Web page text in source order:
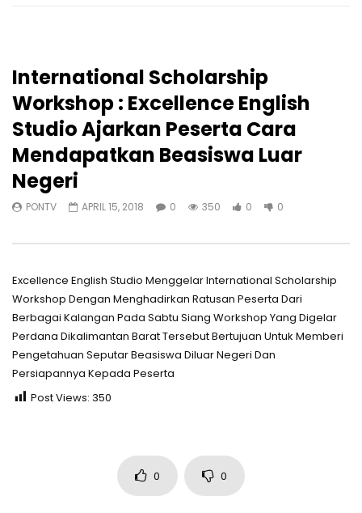
International Scholarship
Workshop : Excellence English
Studio Ajarkan Peserta Cara
Mendapatkan Beasiswa Luar
Negeri
PONTV APRIL 15, 2018 0 350 0 0
Excellence English Studio Menggelar International Scholarship
Workshop Dengan Menghadirkan Ratusan Peserta Dari
Berbagai Kalangan Pada Sabtu Siang Workshop Yang Digelar
Perdana Dikalimantan Barat Tersebut Bertujuan Untuk Memberi
Pengetahuan Seputar Beasiswa Diluar Negeri Dan
Persiapannya Kepada Peserta
Post Views: 350
0 0